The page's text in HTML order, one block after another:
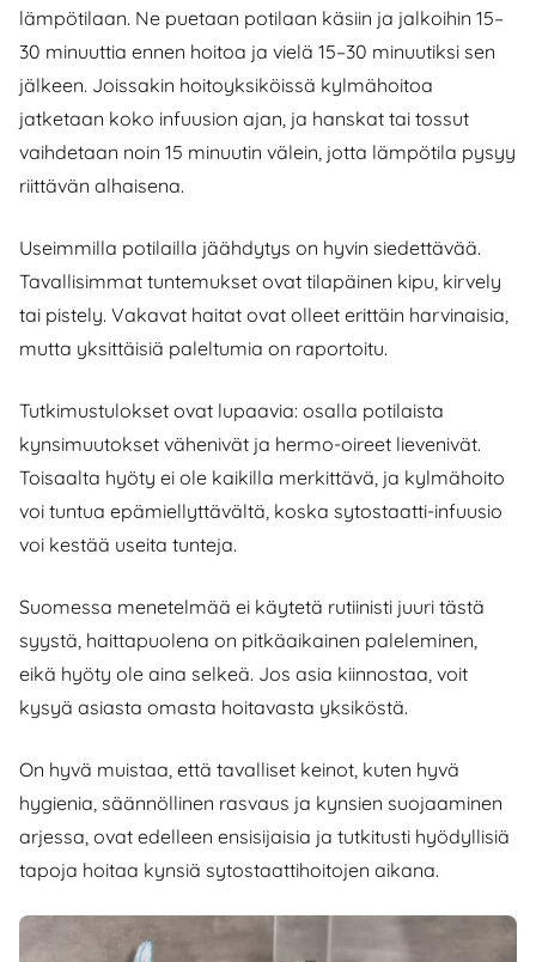
lämpötilaan. Ne puetaan potilaan käsiin ja jalkoihin 15–
30 minuuttia ennen hoitoa ja vielä 15–30 minuutiksi sen
jälkeen. Joissakin hoitoyksiköissä kylmähoitoa
jatketaan koko infuusion ajan, ja hanskat tai tossut
vaihdetaan noin 15 minuutin välein, jotta lämpötila pysyy
riittävän alhaisena.
Useimmilla potilailla jäähdytys on hyvin siedettävää.
Tavallisimmat tuntemukset ovat tilapäinen kipu, kirvely
tai pistely. Vakavat haitat ovat olleet erittäin harvinaisia,
mutta yksittäisiä paleltumia on raportoitu.
Tutkimustulokset ovat lupaavia: osalla potilaista
kynsimuutokset vähenivät ja hermo-oireet lievenivät.
Toisaalta hyöty ei ole kaikilla merkittävä, ja kylmähoito
voi tuntua epämiellyttävältä, koska sytostaatti-infuusio
voi kestää useita tunteja.
Suomessa menetelmää ei käytetä rutiinisti juuri tästä
syystä, haittapuolena on pitkäaikainen paleleminen,
eikä hyöty ole aina selkeä. Jos asia kiinnostaa, voit
kysyä asiasta omasta hoitavasta yksiköstä.
On hyvä muistaa, että tavalliset keinot, kuten hyvä
hygienia, säännöllinen rasvaus ja kynsien suojaaminen
arjessa, ovat edelleen ensisijaisia ja tutkitusti hyödyllisiä
tapoja hoitaa kynsiä sytostaattihoitojen aikana.